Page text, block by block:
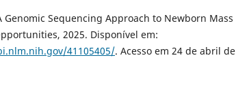
Genomic Sequencing Approach to Newborn Mass
2025. Disponível em:
41105405/. Acesso em 24 de abril de